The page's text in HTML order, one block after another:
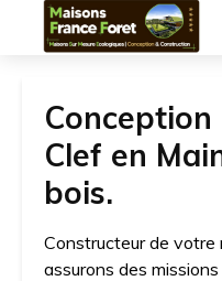
Clef en
bois.
Constructeur de votre
assurons des